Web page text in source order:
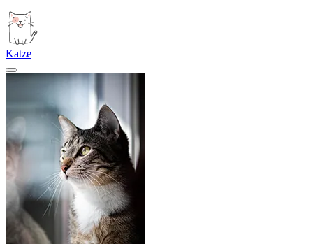
Katze